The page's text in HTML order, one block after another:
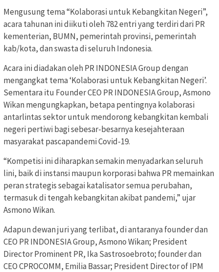
Mengusung tema “Kolaborasi untuk Kebangkitan Negeri”,
acara tahunan ini diikuti oleh 782 entri yang terdiri dari PR
kementerian, BUMN, pemerintah provinsi, pemerintah
kab/kota, dan swasta di seluruh Indonesia.
Acara ini diadakan oleh PR INDONESIA Group dengan
mengangkat tema ‘Kolaborasi untuk Kebangkitan Negeri’.
Sementara itu Founder CEO PR INDONESIA Group, Asmono
Wikan mengungkapkan, betapa pentingnya kolaborasi
antarlintas sektor untuk mendorong kebangkitan kembali
negeri pertiwi bagi sebesar-besarnya kesejahteraan
masyarakat pascapandemi Covid-19.
“Kompetisi ini diharapkan semakin menyadarkan seluruh
lini, baik di instansi maupun korporasi bahwa PR memainkan
peran strategis sebagai katalisator semua perubahan,
termasuk di tengah kebangkitan akibat pandemi,” ujar
Asmono Wikan.
Adapun dewan juri yang terlibat, di antaranya founder dan
CEO PR INDONESIA Group, Asmono Wikan; President
Director Prominent PR, Ika Sastrosoebroto; founder dan
CEO CPROCOMM, Emilia Bassar; President Director of IPM